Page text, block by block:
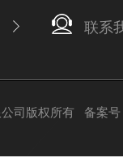
联系
公司版权所有 备案号